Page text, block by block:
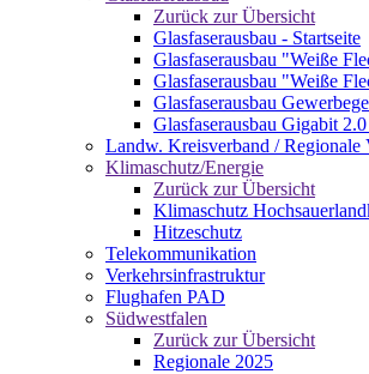
Zurück zur Übersicht
Glasfaserausbau - Startseite
Glasfaserausbau "Weiße
Glasfaserausbau "Weiße
Glasfaserausbau
Glasfaserausbau Gigabit
Landw. Kreisverband / Regionale
Klimaschutz/Energie
Zurück zur Übersicht
Klimaschutz
Hitzeschutz
Telekommunikation
Verkehrsinfrastruktur
Flughafen PAD
Südwestfalen
Zurück zur Übersicht
Regionale 2025